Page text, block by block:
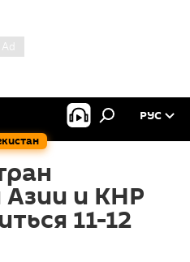
РУС
и КНР
11-12